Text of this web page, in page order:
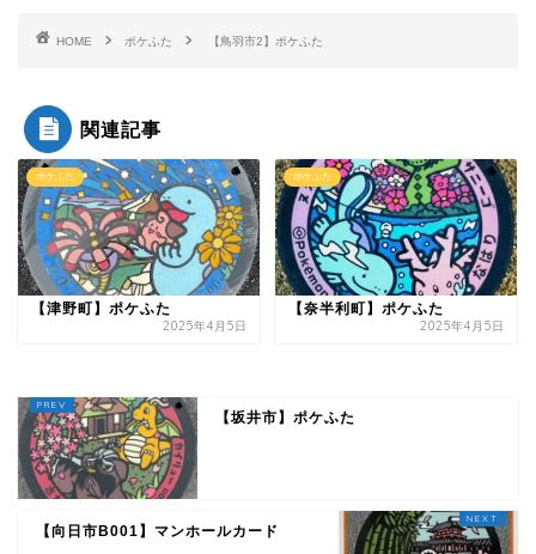
HOME ポケふた 【鳥羽市2】ポケふた
関連記事
ポケふた
【津野町】ポケふた
2025年4月5日
ポケふた
【奈半利町】ポケふた
2025年4月5日
【坂井市】ポケふた
【向日市B001】マンホールカード